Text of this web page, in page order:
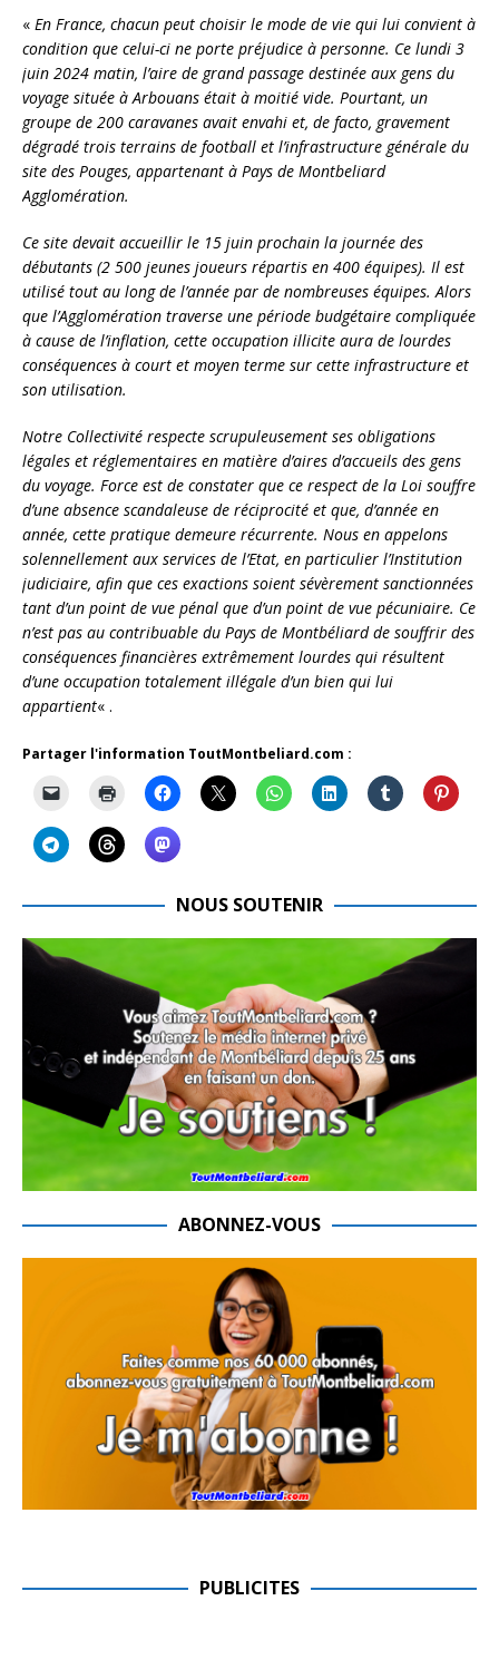
« En France, chacun peut choisir le mode de vie qui lui convient à
condition que celui-ci ne porte préjudice à personne. Ce lundi 3
juin 2024 matin, l’aire de grand passage destinée aux gens du
voyage située à Arbouans était à moitié vide. Pourtant, un
groupe de 200 caravanes avait envahi et, de facto, gravement
dégradé trois terrains de football et l’infrastructure générale du
site des Pouges, appartenant à Pays de Montbeliard
Agglomération.
Ce site devait accueillir le 15 juin prochain la journée des
débutants (2 500 jeunes joueurs répartis en 400 équipes). Il est
utilisé tout au long de l’année par de nombreuses équipes. Alors
que l’Agglomération traverse une période budgétaire compliquée
à cause de l’inflation, cette occupation illicite aura de lourdes
conséquences à court et moyen terme sur cette infrastructure et
son utilisation.
Notre Collectivité respecte scrupuleusement ses obligations
légales et réglementaires en matière d’aires d’accueils des gens
du voyage. Force est de constater que ce respect de la Loi souffre
d’une absence scandaleuse de réciprocité et que, d’année en
année, cette pratique demeure récurrente. Nous en appelons
solennellement aux services de l’Etat, en particulier l’Institution
judiciaire, afin que ces exactions soient sévèrement sanctionnées
tant d’un point de vue pénal que d’un point de vue pécuniaire. Ce
n’est pas au contribuable du Pays de Montbéliard de souffrir des
conséquences financières extrêmement lourdes qui résultent
d’une occupation totalement illégale d’un bien qui lui
appartient« .
Partager l'information ToutMontbeliard.com :
NOUS SOUTENIR
ABONNEZ-VOUS
PUBLICITES